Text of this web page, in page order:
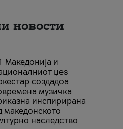
новости
Македонија и
џез
создадоа
музичка
инспирирана
македонското
наследство